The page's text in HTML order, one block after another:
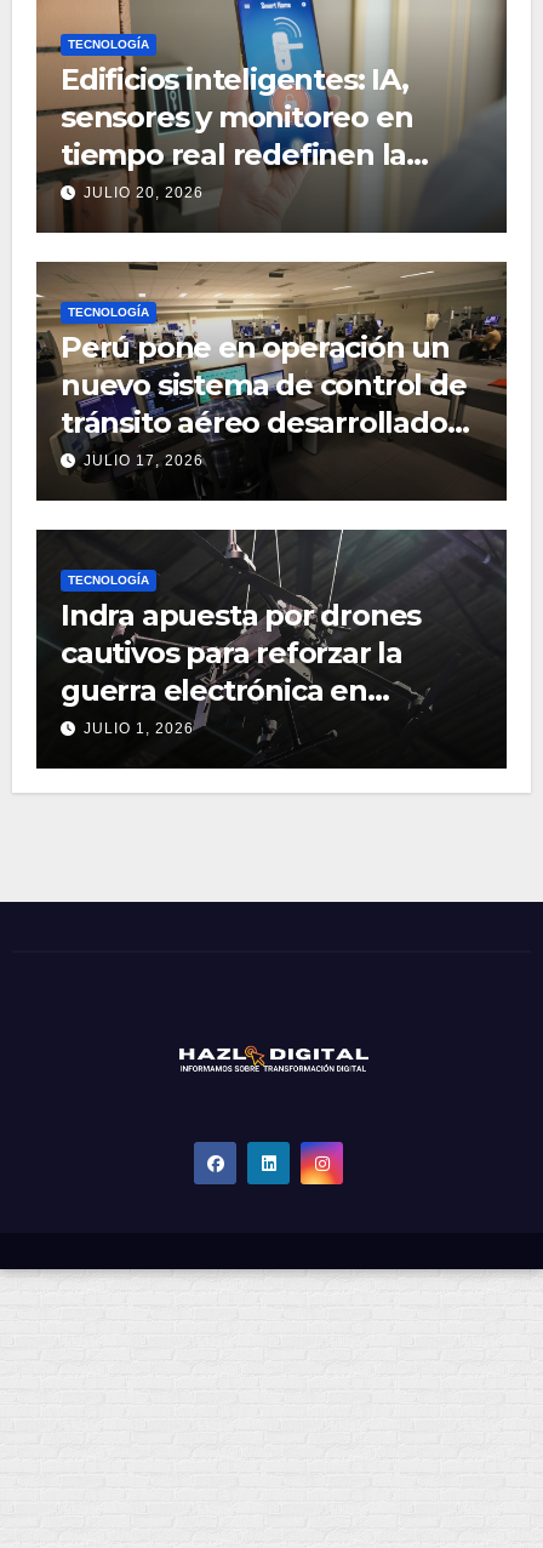
TECNOLOGÍA
Edificios inteligentes: IA,
sensores y monitoreo en
tiempo real redefinen la
gestión inmobiliaria
JULIO 20, 2026
TECNOLOGÍA
Perú pone en operación un
nuevo sistema de control de
tránsito aéreo desarrollado
por Indra
JULIO 17, 2026
TECNOLOGÍA
Indra apuesta por drones
cautivos para reforzar la
guerra electrónica en
operaciones terrestres
JULIO 1, 2026